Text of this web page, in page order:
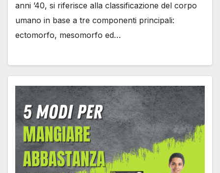
anni ’40, si riferisce alla classificazione del corpo
umano in base a tre componenti principali:
ectomorfo, mesomorfo ed…